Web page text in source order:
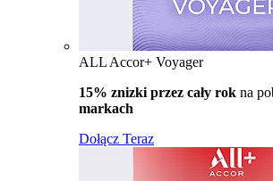
ALL Accor+ Voyager
15% znizki przez cały rok na
markach
Dołącz Teraz